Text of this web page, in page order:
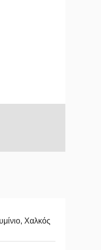
Χαλκός